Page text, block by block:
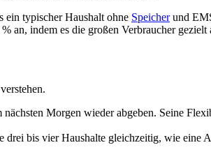
ein typischer Haushalt ohne Speicherund
an, indem es die großen Verbraucher gezielt
Morgen wieder abgeben. Seine
bis vier Haushalte gleichzeitig, wie eine